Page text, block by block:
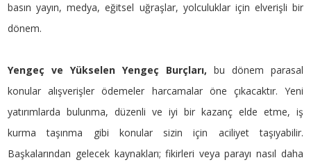
basın yayın, medya, eğitsel uğraşlar, yolculuklar için elverişli bir
dönem.
Yengeç ve Yükselen Yengeç Burçları, bu dönem parasal
konular alışverişler ödemeler harcamalar öne çıkacaktır. Yeni
yatırımlarda bulunma, düzenli ve iyi bir kazanç elde etme, iş
kurma taşınma gibi konular sizin için aciliyet taşıyabilir.
Başkalarından gelecek kaynakları; fikirleri veya parayı nasıl daha